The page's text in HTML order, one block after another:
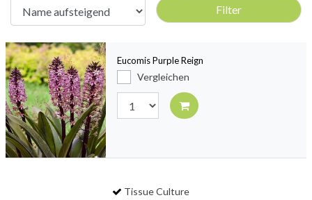
Filter
Eucomis Purple Reign
Vergleichen
Tissue Culture